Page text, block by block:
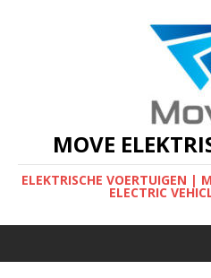
MOVE
ELEKTRISCHE VOERTUIGEN |
ELECTRIC